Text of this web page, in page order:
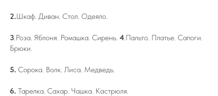
2.Шкаф. Диван. Стол. Одеяло.
3.Роза. Яблоня. Ромашка. Сирень. 4.Пальто. Платье. Сапоги.
Брюки.
5. Сорока. Волк. Лиса. Медведь.
6. Тарелка. Сахар. Чашка. Кастрюля.